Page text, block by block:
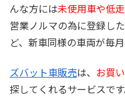
んな方には未使用車や低
営業ノルマの為に登録し
ど、新車同様の車両が毎
ズバット車販売は、 お買
探してくれるサービスで